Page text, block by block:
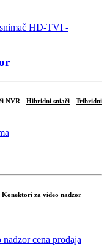
NVR - Hibridni sniači - Tribridni
Konektori za video nadzor